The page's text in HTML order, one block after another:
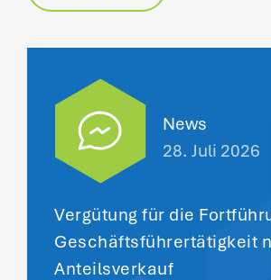
News
28. Juli 2026
Vergütung für die
Geschäftsführertätigkeit
Anteilsverkauf